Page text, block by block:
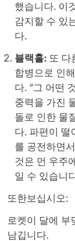
했습니다. 이
감지할 수 있
다.
블랙홀: 또 다
합병으로 인
다. “그 어떤
중력을 가진
돌로 인한 물
다. 파편이 떨
를 공전하면
것은 먼 우주
일 수 있습니
또한보십시오:
로켓이 달에 부
남깁니다.